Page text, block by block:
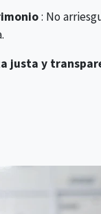
: No
justa y